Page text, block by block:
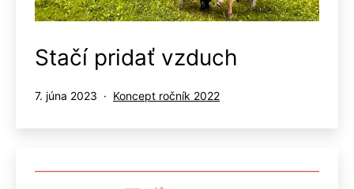
Stačí pridať vzduch
Publikované
7. júna 2023
Kategorizované
Koncept ročník 2022